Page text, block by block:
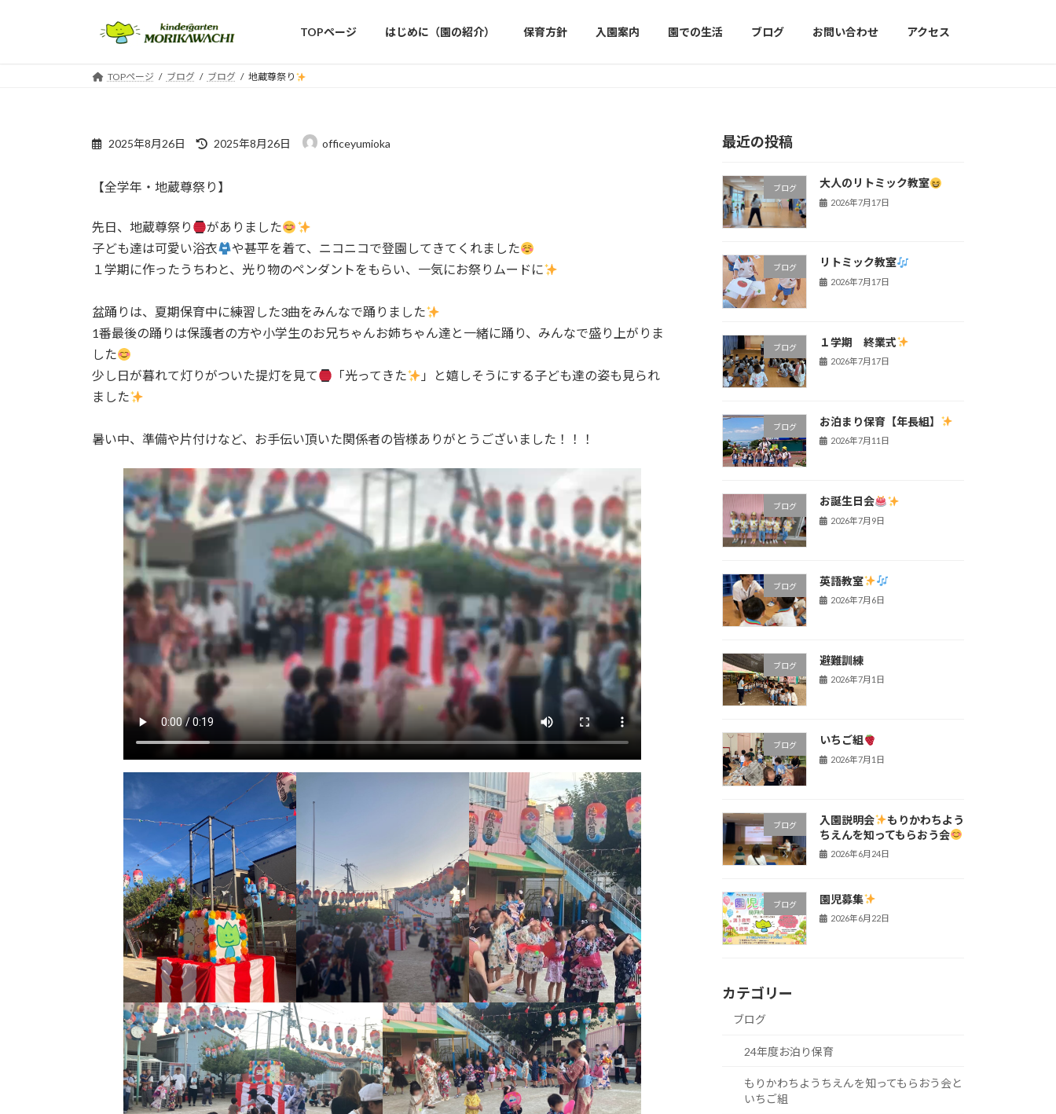
TOPページ はじめに（園の紹介） 保育方針 入園案内 園での生活 ブログ お問い合わせ アクセス
TOPページ ブログ ブログ 地蔵尊祭り
2025年8月26日
最
新
時
:
2025年8月26日 officeyumioka
【全学年・地蔵尊祭り】
先日、地蔵尊祭り
がありました
子ども達は可愛い浴衣
や甚平を着て、ニコニコで登園してきてくれました
１学期に作ったうちわと、光り物のペンダントをもらい、一気にお祭りムードに
盆踊りは、夏期保育中に練習した3曲をみんなで踊りました
1番最後の踊りは保護者の方や小学生のお兄ちゃんお姉ちゃん達と一緒に踊り、みんなで盛り上がりま
した
少し日が暮れて灯りがついた提灯を見て
「光ってきた
」と嬉しそうにする子ども達の姿も見られ
ました
暑い中、準備や片付けなど、お手伝い頂いた関係者の皆様ありがとうございました！！！
最近の投稿
ブログ 大人のリトミック教室
2026年7月17日
ブログ リトミック教室
2026年7月17日
ブログ １学期 終業式
2026年7月17日
ブログ お泊まり保育【年長組】
2026年7月11日
ブログ お誕生日会
2026年7月9日
ブログ 英語教室
2026年7月6日
ブログ 避難訓練
2026年7月1日
ブログ いちご組
2026年7月1日
ブログ 入園説明会
もりかわちよう
ちえんを知ってもらおう会
2026年6月24日
ブログ 園児募集
2026年6月22日
カテゴリー
ブログ
24年度お泊り保育
もりかわちようちえんを知ってもらおう会と
いちご組